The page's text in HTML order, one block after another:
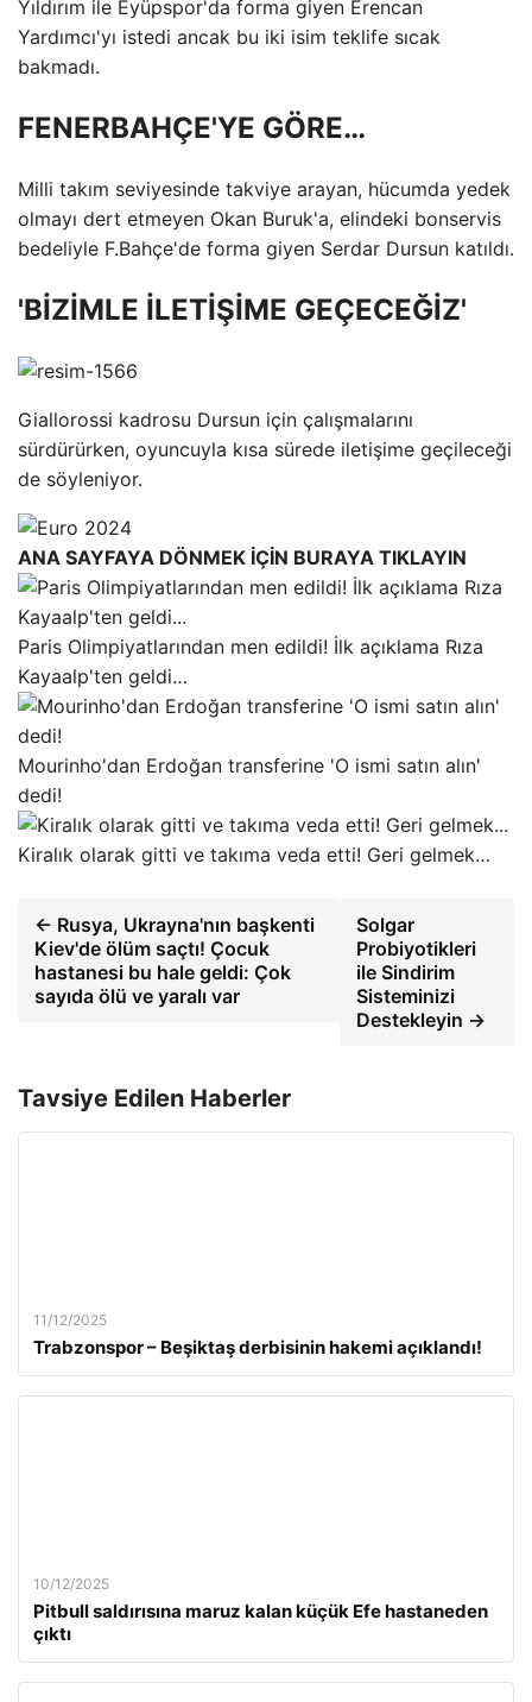
Yıldırım ile Eyüpspor'da forma giyen Erencan
Yardımcı'yı istedi ancak bu iki isim teklife sıcak
bakmadı.
FENERBAHÇE'YE GÖRE…
Milli takım seviyesinde takviye arayan, hücumda yedek
olmayı dert etmeyen Okan Buruk'a, elindeki bonservis
bedeliyle F.Bahçe'de forma giyen Serdar Dursun katıldı.
'BİZİMLE İLETİŞİME GEÇECEĞİZ'
Giallorossi kadrosu Dursun için çalışmalarını
sürdürürken, oyuncuyla kısa sürede iletişime geçileceği
de söyleniyor.
ANA SAYFAYA DÖNMEK İÇİN BURAYA TIKLAYIN
Paris Olimpiyatlarından men edildi! İlk açıklama Rıza
Kayaalp'ten geldi…
Mourinho'dan Erdoğan transferine 'O ismi satın alın'
dedi!
Kiralık olarak gitti ve takıma veda etti! Geri gelmek…
← Rusya, Ukrayna'nın başkenti
Kiev'de ölüm saçtı! Çocuk
hastanesi bu hale geldi: Çok
sayıda ölü ve yaralı var
Solgar
Probiyotikleri
ile Sindirim
Sisteminizi
Destekleyin →
Tavsiye Edilen Haberler
11/12/2025
Trabzonspor – Beşiktaş derbisinin hakemi açıklandı!
10/12/2025
Pitbull saldırısına maruz kalan küçük Efe hastaneden
çıktı